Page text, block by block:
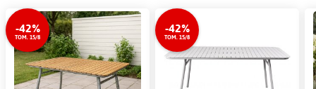
-42%
TOM. 15/8
-42%
TOM. 15/8